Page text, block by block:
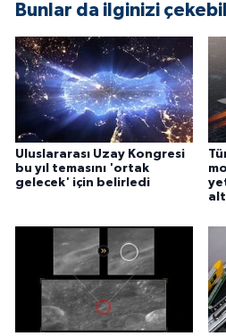
Bunlar da ilginizi
Uluslararası Uzay Kongresi
bu yıl temasını 'ortak
gelecek' için belirledi